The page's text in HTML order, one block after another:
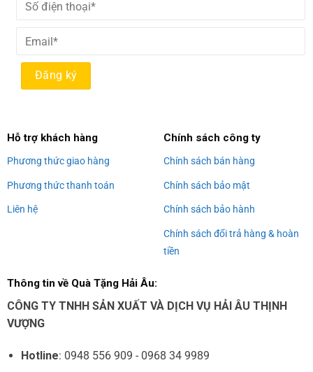
Hỗ trợ khách hàng
Phương thức giao hàng
Phương thức thanh toán
Liên hệ
Chính sách công ty
Chính sách bán hàng
Chính sách bảo mật
Chính sách bảo hành
Chính sách đổi trả hàng & hoàn
tiền
Thông tin về Quà Tặng Hải Âu:
CÔNG TY TNHH SẢN XUẤT VÀ DỊCH VỤ HẢI ÂU THỊNH
VƯỢNG
Hotline: 0948 556 909 - 0968 34 9989